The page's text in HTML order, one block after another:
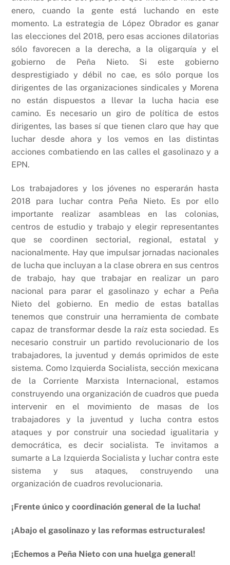
enero, cuando la gente está luchando en este
momento. La estrategia de López Obrador es ganar
las elecciones del 2018, pero esas acciones dilatorias
sólo favorecen a la derecha, a la oligarquía y el
gobierno de Peña Nieto. Si este gobierno
desprestigiado y débil no cae, es sólo porque los
dirigentes de las organizaciones sindicales y Morena
no están dispuestos a llevar la lucha hacia ese
camino. Es necesario un giro de política de estos
dirigentes, las bases sí que tienen claro que hay que
luchar desde ahora y los vemos en las distintas
acciones combatiendo en las calles el gasolinazo y a
EPN.
Los trabajadores y los jóvenes no esperarán hasta
2018 para luchar contra Peña Nieto. Es por ello
importante realizar asambleas en las colonias,
centros de estudio y trabajo y elegir representantes
que se coordinen sectorial, regional, estatal y
nacionalmente. Hay que impulsar jornadas nacionales
de lucha que incluyan a la clase obrera en sus centros
de trabajo, hay que trabajar en realizar un paro
nacional para parar el gasolinazo y echar a Peña
Nieto del gobierno. En medio de estas batallas
tenemos que construir una herramienta de combate
capaz de transformar desde la raíz esta sociedad. Es
necesario construir un partido revolucionario de los
trabajadores, la juventud y demás oprimidos de este
sistema. Como Izquierda Socialista, sección mexicana
de la Corriente Marxista Internacional, estamos
construyendo una organización de cuadros que pueda
intervenir en el movimiento de masas de los
trabajadores y la juventud y lucha contra estos
ataques y por construir una sociedad igualitaria y
democrática, es decir socialista. Te invitamos a
sumarte a La Izquierda Socialista y luchar contra este
sistema y sus ataques, construyendo una
organización de cuadros revolucionaria.
¡Frente único y coordinación general de la lucha!
¡Abajo el gasolinazo y las reformas estructurales!
¡Echemos a Peña Nieto con una huelga general!